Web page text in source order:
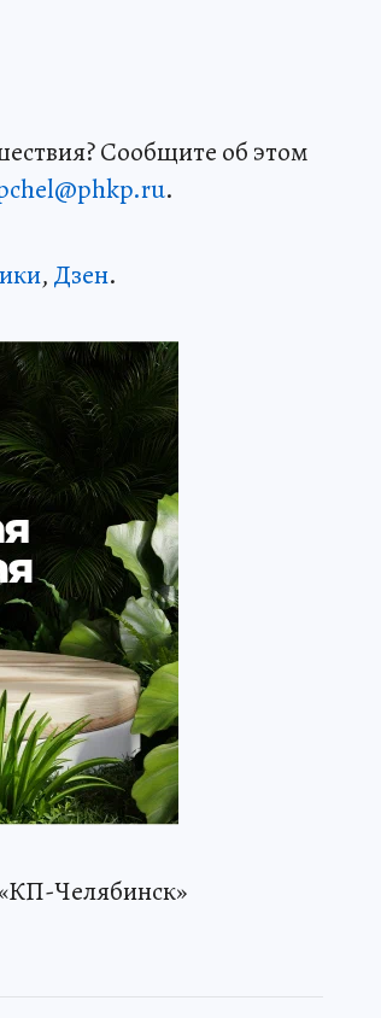
Сообщите об этом
.
, Дзен.
Челябинск»